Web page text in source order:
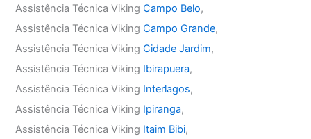
Assistência Técnica VikingCampo Belo,
Assistência Técnica VikingCampo Grande,
Assistência Técnica VikingCidade Jardim,
Assistência Técnica Viking Ibirapuera,
Assistência Técnica Viking Interlagos,
Assistência Técnica Viking Ipiranga,
Assistência Técnica Viking Itaim Bibi,